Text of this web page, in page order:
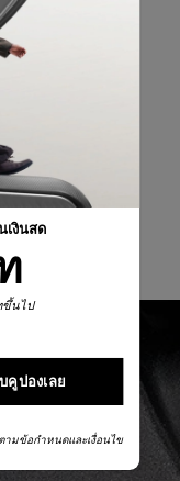
งินสด
ขึ้นไป
คูปองเลย
ามข้อกำหนดและเงื่อนไข